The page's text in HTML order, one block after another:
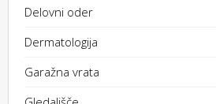
Delovni oder
Dermatologija
Garažna vrata